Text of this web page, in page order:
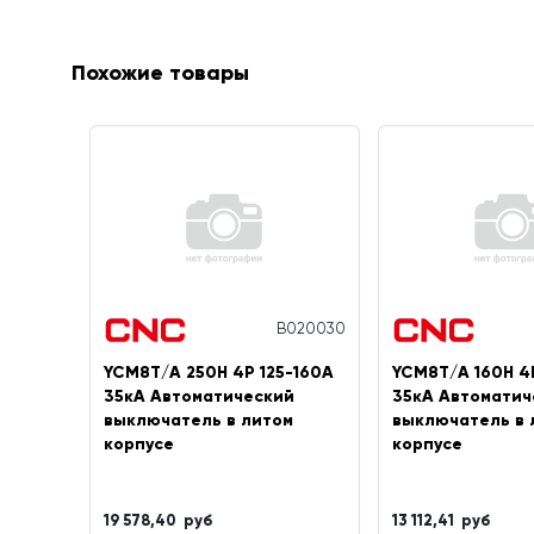
Похожие товары
B020030
YCM8T/A 250H 4P 125-160A
35кА Автоматический
выключатель в литом
корпусе
19 578,40 руб
YCM8T/A 160H
35кА
выключатель в
корпусе
13 112,41 руб